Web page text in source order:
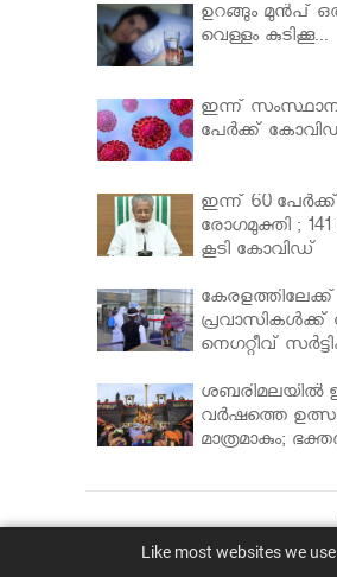
ഉറങ്ങും മുന്‍പ്
വെള്ളം കുടിക്കൂ...
ഇന്ന്
പേര്‍ക്ക്
ഇന്ന് 60 പേർക്ക്
രോഗമുക്തി ;
കൂടി കോവിഡ്
നെഗറ്റീവ്
മന്ത്രിസഭ
വർഷത്തെ
മാത്രമാകും;
Like most websites we